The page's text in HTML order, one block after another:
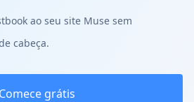
ao seu site Muse sem
cabeça.
Comece grátis